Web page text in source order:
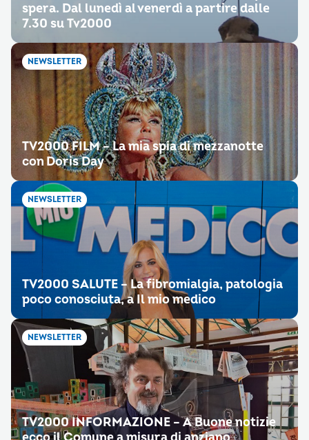
spera. Dal lunedì al venerdì a partire dalle
7.30 su Tv2000
NEWSLETTER
TV2000 FILM – La mia spia di mezzanotte
con Doris Day
NEWSLETTER
TV2000 SALUTE – La fibromialgia, patologia
poco conosciuta, a Il mio medico
NEWSLETTER
TV2000 INFORMAZIONE – A Buone notizie